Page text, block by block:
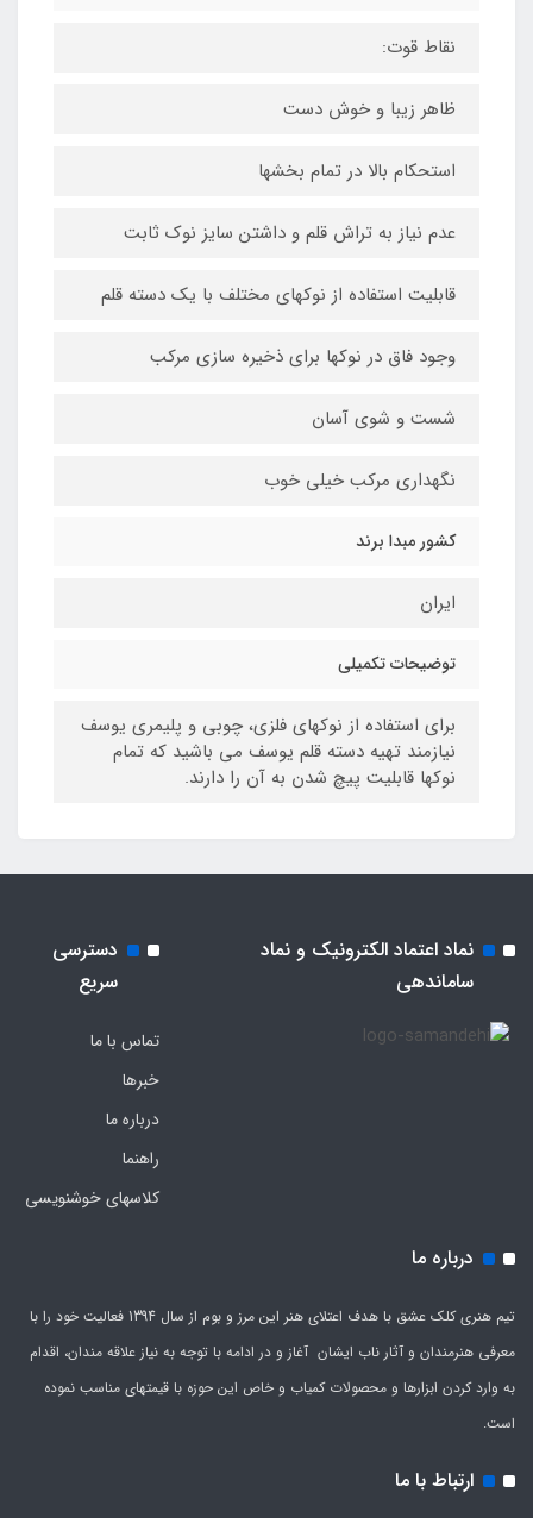
نقاط قوت:
ظاهر زیبا و خوش دست
استحکام بالا در تمام بخشها
عدم نیاز به تراش قلم و داشتن سایز نوک ثابت
قابلیت استفاده از نوکهای مختلف با یک دسته قلم
وجود فاق در نوکها برای ذخیره سازی مرکب
شست و شوی آسان
نگهداری مرکب خیلی خوب
کشور مبدا برند
ایران
توضیحات تکمیلی
برای استفاده از نوکهای فلزی، چوبی و پلیمری یوسف
نیازمند تهیه دسته قلم یوسف می باشید که تمام
نوکها قابلیت پیچ شدن به آن را دارند.
نماد اعتماد الکترونیک و نماد
ساماندهی
دسترسی
سریع
تماس با ما
خبرها
درباره ما
راهنما
کلاسهای خوشنویسی
درباره ما
تیم هنری کلک عشق با هدف اعتلای هنر این مرز و بوم از سال 1394 فعالیت خود را با
معرفی هنرمندان و آثار ناب ایشان آغاز و در ادامه با توجه به نیاز علاقه مندان، اقدام
به وارد کردن ابزارها و محصولات کمیاب و خاص این حوزه با قیمتهای مناسب نموده
است.
ارتباط با ما